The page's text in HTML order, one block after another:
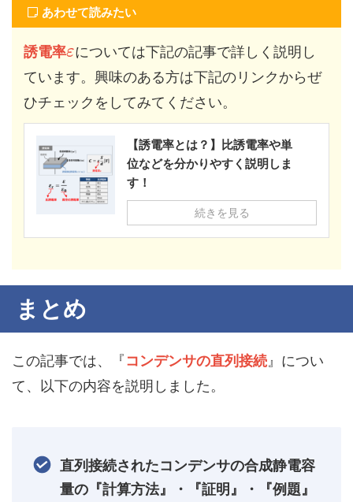
あわせて読みたい
誘電率εについては下記の記事で詳しく説明し
ています。興味のある方は下記のリンクからぜ
ひチェックをしてみてください。
【誘電率とは？】比誘電率や単
位などを分かりやすく説明しま
す！
続きを見る
まとめ
この記事では、『コンデンサの直列接続 』につい
て、以下の内容を説明しました。
直列接続されたコンデンサの合成静電容
量の『計算方法』・『証明』・『例題』